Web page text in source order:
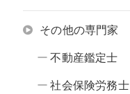
その他の専門家
不動産鑑定士
社会保険労務士